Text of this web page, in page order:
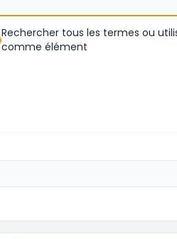
Rechercher tous les termes ou
comme élément